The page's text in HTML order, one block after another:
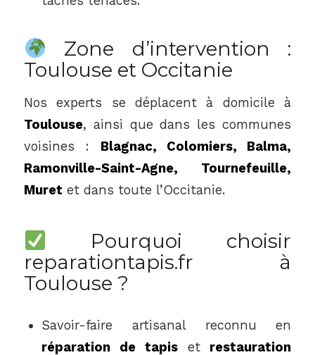
Zone d’intervention :
Toulouse et Occitanie
Nos experts se déplacent à domicile à
Toulouse, ainsi que dans les communes
voisines : Blagnac, Colomiers, Balma,
Ramonville-Saint-Agne, Tournefeuille,
Muret et dans toute l’Occitanie.
Pourquoi choisir
reparationtapis.fr à
Toulouse ?
Savoir-faire artisanal reconnu en
réparation de tapiset restauration